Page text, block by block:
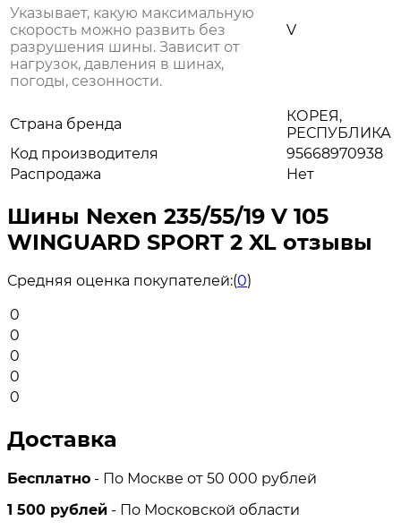
Указывает, какую максимальную
скорость можно развить без
разрушения шины. Зависит от
нагрузок, давления в шинах,
погоды, сезонности.
V
Страна бренда
КОРЕЯ,
РЕСПУБЛИКА
Код производителя
95668970938
Распродажа
Нет
Шины Nexen 235/55/19 V 105
WINGUARD SPORT 2 XL отзывы
Средняя оценка покупателей:(0)
0
0
0
0
0
Доставка
Бесплатно - По Москве от 50 000 рублей
1 500 рублей - По Московской области